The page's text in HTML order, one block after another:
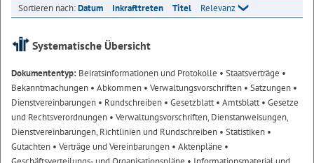
Sortieren nach:Datum Inkrafttreten Titel Relevanz
Systematische Übersicht
Dokumententyp: Beiratsinformationen und Protokolle • Staatsverträge •
Bekanntmachungen • Abkommen • Verwaltungsvorschriften • Satzungen •
Dienstvereinbarungen • Rundschreiben • Gesetzblatt• Amtsblatt• Gesetze
und Rechtsverordnungen • Verwaltungsvorschriften, Dienstanweisungen,
Dienstvereinbarungen, Richtlinien und Rundschreiben • Statistiken •
Gutachten • Verträge und Vereinbarungen • Aktenpläne •